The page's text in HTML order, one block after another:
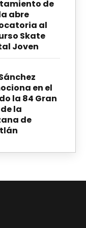
de
abre
al
Skate
Joven
en el
la 84 Gran
la
de